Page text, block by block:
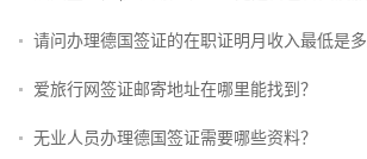
请问办理德国签证的在职证明月收入最低是
爱旅行网签证邮寄地址在哪里能找到？
无业人员办理德国签证需要哪些资料？